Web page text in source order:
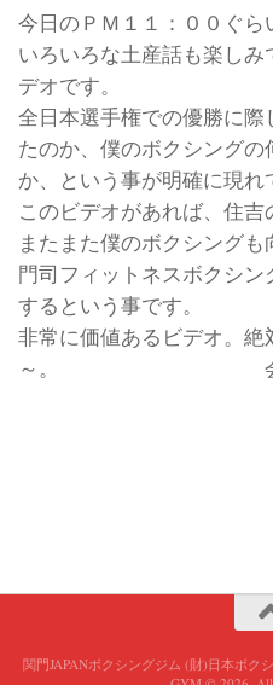
今日のＰＭ１１：００ぐら
いろいろな土産話も楽し
デオです。
全日本選手権での優勝に
たのか、僕のボクシング
か、という事が明確に現れ
このビデオがあれば、住吉
またまた僕のボクシング
門司フィットネスボクシ
するという事です。
非常に価値あるビデオ。絶
～。 会
関門JAPANボクシングジム (財)日本ボク